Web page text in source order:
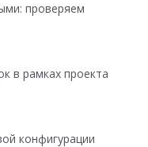
проверяем
в рамках проекта
конфигурации